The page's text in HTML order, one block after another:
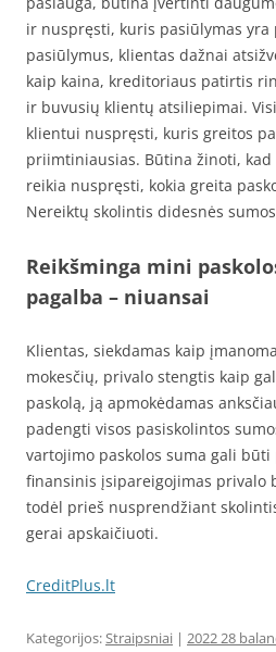
ir nuspręsti, kuris pasiūlymas
pasiūlymus, klientas dažnai
kaip kaina, kreditoriaus patirtis
ir buvusių klientų atsiliepimai.
klientui nuspręsti, kuris greitos
priimtiniausias. Būtina žinoti,
reikia nuspręsti, kokia greita
Nereiktų skolintis didesnės
Reikšminga mini
pagalba – niuansai
Klientas, siekdamas kaip
mokesčių, privalo stengtis kaip
paskolą, ją apmokėdamas
padengti visos pasiskolintos
vartojimo paskolos suma gali būti
finansinis įsipareigojimas privalo
todėl prieš nusprendžiant
gerai apskaičiuoti.
CreditPlus.lt
Kategorijos:Straipsniai | 2022 28